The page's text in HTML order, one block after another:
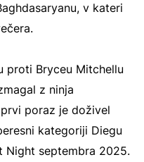
v kateri
proti Bryceu Mitchellu
z ninja
poraz je doživel
kategoriji Diegu
Night septembra 2025.